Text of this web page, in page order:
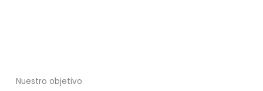
Nuestro objetivo